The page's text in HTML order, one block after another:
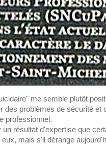
me semble plutôt
des problèmes de sécurité et
professionnel.
un résultat d'expertise que
eux, mais s'il dérange